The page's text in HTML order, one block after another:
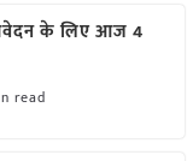
आवेदन के लिए आज 4
read